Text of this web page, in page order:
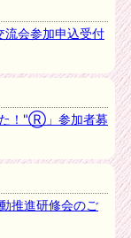
流会参加申込受付
た！"Ⓡ」参加者募
推進研修会のご